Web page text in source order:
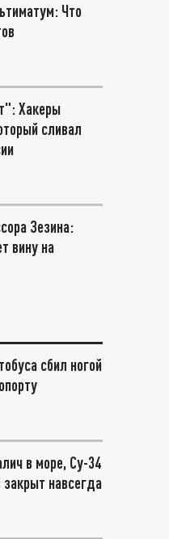
Что
Хакеры
сливал
Зезина:
вину на
сбил ногой
в море, Су-34
навсегда